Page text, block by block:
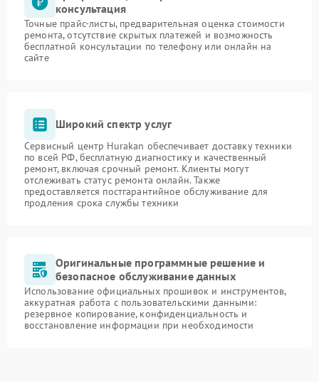
консультация
Точные прайс-листы, предварительная оценка стоимости
ремонта, отсутствие скрытых платежей и возможность
бесплатной консультации по телефону или онлайн на
сайте
Широкий спектр услуг
Сервисный центр Hurakan обеспечивает доставку техники
по всей РФ, бесплатную диагностику и качественный
ремонт, включая срочный ремонт. Клиенты могут
отслеживать статус ремонта онлайн. Также
предоставляется постгарантийное обслуживание для
продления срока службы техники
Оригинальные программные решение и
безопасное обслуживание данных
Использование официальных прошивок и инструментов,
аккуратная работа с пользовательскими данными:
резервное копирование, конфиденциальность и
восстановление информации при необходимости